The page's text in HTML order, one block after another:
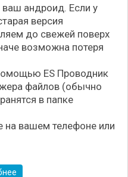
Nights At Freddy's
свои нервы на
ваш андроид. Если у
версия
до свежей поверх
возможна потеря
ES Проводник
файлов (обычно
в папке
на вашем телефоне или